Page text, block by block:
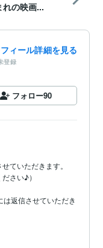
れの映画...
ィール詳細を見る
登録
フォロー90
ていただきます。
さい♪）
返信させていただき
ます。